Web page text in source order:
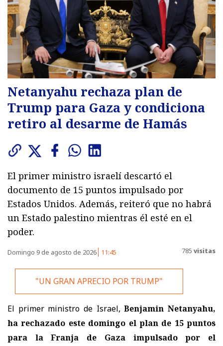
Netanyahu rechaza plan de
Trump para Gaza y condiciona
retiro al desarme de Hamás
El primer ministro israelí descartó el
documento de 15 puntos impulsado por
Estados Unidos. Además, reiteró que no habrá
un Estado palestino mientras él esté en el
poder.
Domingo 9 de agosto de 2026 11:45 785 visitas
"UN GRAN APRECIO POR TRUMP"
El primer ministro de Israel,Benjamin Netanyahu,
ha rechazado este domingo el plan de 15 puntos
para la Franja de Gaza impulsado por el